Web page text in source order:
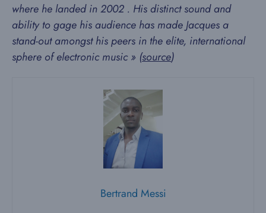
where he landed in 2002 . His distinct sound and
ability to gage his audience has made Jacques a
stand-out amongst his peers in the elite, international
sphere of electronic music » (source)
Bertrand Messi